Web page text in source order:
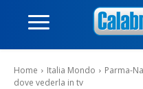
Home Italia Mondo
Parma-
dove vederla in tv